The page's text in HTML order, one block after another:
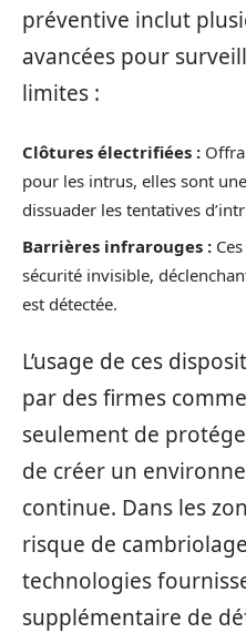
préventive inclut
avancées pour
limites :
Clôtures électrifiées :
pour les intrus, elles sont
dissuader les tentatives
Barrières infrarouges :
sécurité invisible,
est détectée.
L’usage de ces
par des firmes comme
seulement de
de créer un
continue. Dans les
risque de
technologies
supplémentaire de